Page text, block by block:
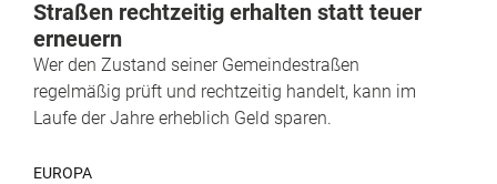
Straßen rechtzeitig erhalten statt teuer
erneuern
Wer den Zustand seiner Gemeindestraßen
regelmäßig prüft und rechtzeitig handelt, kann im
Laufe der Jahre erheblich Geld sparen.
EUROPA